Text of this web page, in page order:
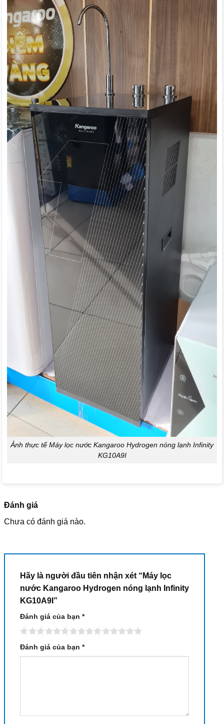
Ảnh thực tế Máy lọc nước Kangaroo Hydrogen nóng lạnh Infinity
KG10A9I
Đánh giá
Chưa có đánh giá nào.
Hãy là người đầu tiên nhận xét “Máy lọc
nước Kangaroo Hydrogen nóng lạnh Infinity
KG10A9I”
Đánh giá của bạn *
Đánh giá của bạn *